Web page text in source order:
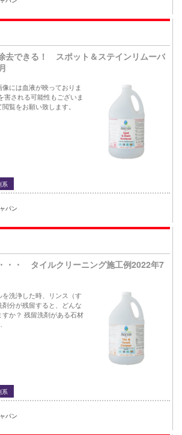
去できる！ スポット＆ステインリムーバ
には血液が映っておりま
害される可能性もございま
覧をお願い致します。
系
パン
・・ タイルクリーニング施工例2022年7
洗浄した時、リンス（す
分が残留すると、どんな
か？ 残留洗剤がある石材
系
パン